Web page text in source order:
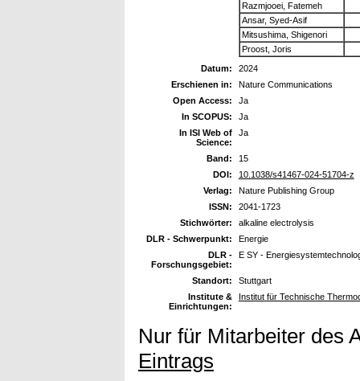
Razmjooei, Fatemeh
Ansar, Syed-Asif
Mitsushima, Shigenori
Proost, Joris
Datum:
2024
Erschienen in:
Nature Communications
Open Access:
Ja
In SCOPUS:
Ja
In ISI Web of
Science:
Ja
Band:
15
DOI:
10.1038/s41467-024-51704-z
Verlag:
Nature Publishing Group
ISSN:
2041-1723
Stichwörter:
alkaline electrolysis
DLR - Schwerpunkt:
Energie
DLR -
Forschungsgebiet:
E SY -
Standort:
Stuttgart
Institute &
Einrichtungen:
Institut für Technische
Nur für Mitarbeiter des
Eintrags